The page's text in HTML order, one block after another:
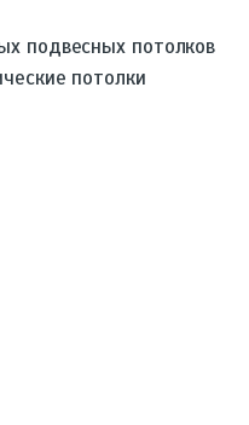
подвесных потолков
потолки